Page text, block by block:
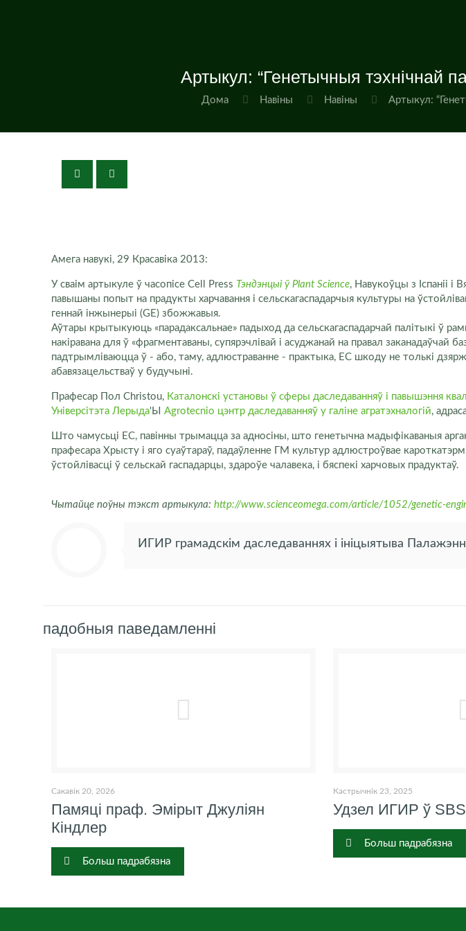
Артыкул: “Генетычныя тэхнічнай
Дома Навіны Навіны Артыкул:
Амега навукі, 29 Красавіка 2013:
У сваім артыкуле ў часопісе Cell Press Тэндэнцыі ў Plant Science, Навукоўцы з Іспаніі і
павышаны попыт на прадукты харчавання і сельскагаспадарчыя культуры на
геннай інжынерыі (GE) збожжавыя.
Аўтары крытыкуюць «парадаксальнае» падыход да сельскагаспадарчай палітыкі ў
накіравана для ў «фрагментаваны, супярэчлівай і асуджанай на правал заканадаўчай
падтрымліваюцца ў - або, таму, адлюстраванне - практыка, ЕС шкоду не толькі
абавязацельстваў у будучыні.
Прафесар Пол Christou, Каталонскі установы ў сферы даследаванняў і павышэння
Універсітэта Лерыда'ЫAgrotecnio цэнтр даследаванняў у галіне агратэхналогій,
Што чамусьці ЕС, павінны трымацца за адносіны, што генетычна мадыфікаваныя
прафесара Хрысту і яго суаўтараў, падаўленне ГМ культур адлюстроўвае
ўстойлівасці ў сельскай гаспадарцы, здароўе чалавека, і бяспекі харчовых прадуктаў.
Чытайце поўны тэкст артыкула:http://www.scienceomega.com/article/1052/genetic-
ИГИР грамадскім даследаваннях і ініцыятыва
падобныя паведамленні
Сакавік 20, 2026
Памяці праф. Эмірыт Джуліян
Кіндлер
Больш падрабязна
Кастрычнік 23, 2025
Удзел ИГИР ў
Больш падрабязна